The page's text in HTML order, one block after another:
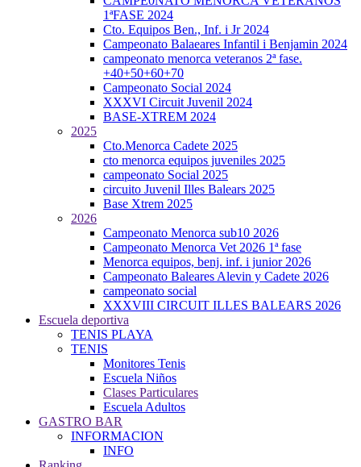
1ªFASE 2024
Cto. Equipos Ben., Inf. i Jr 2024
Campeonato Balaeares Infantil i Benjamin 2024
campeonato menorca veteranos 2ª fase.
+40+50+60+70
Campeonato Social 2024
XXXVI Circuit Juvenil 2024
BASE-XTREM 2024
2025
Cto.Menorca Cadete 2025
cto menorca equipos juveniles 2025
campeonato Social 2025
circuito Juvenil Illes Balears 2025
Base Xtrem 2025
2026
Campeonato Menorca sub10 2026
Campeonato Menorca Vet 2026 1ª fase
Menorca equipos, benj. inf. i junior 2026
Campeonato Baleares Alevin y Cadete 2026
campeonato social
XXXVIII CIRCUIT ILLES BALEARS 2026
Escuela deportiva
TENIS PLAYA
TENIS
Monitores Tenis
Escuela Niños
Clases Particulares
Escuela Adultos
GASTRO BAR
INFORMACION
INFO